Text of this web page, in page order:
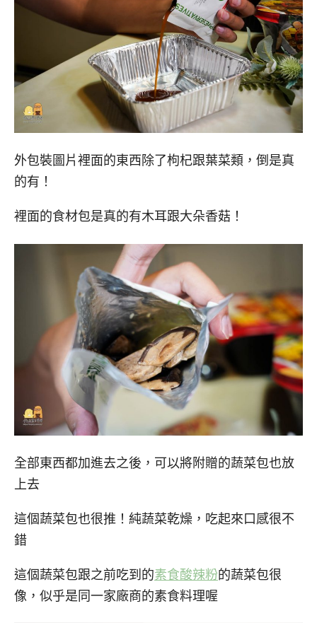
外包裝圖片裡面的東西除了枸杞跟葉菜類，倒是真
的有！
裡面的食材包是真的有木耳跟大朵香菇！
全部東西都加進去之後，可以將附贈的蔬菜包也放
上去
這個蔬菜包也很推！純蔬菜乾燥，吃起來口感很不
錯
這個蔬菜包跟之前吃到的素食酸辣粉的蔬菜包很
像，似乎是同一家廠商的素食料理喔